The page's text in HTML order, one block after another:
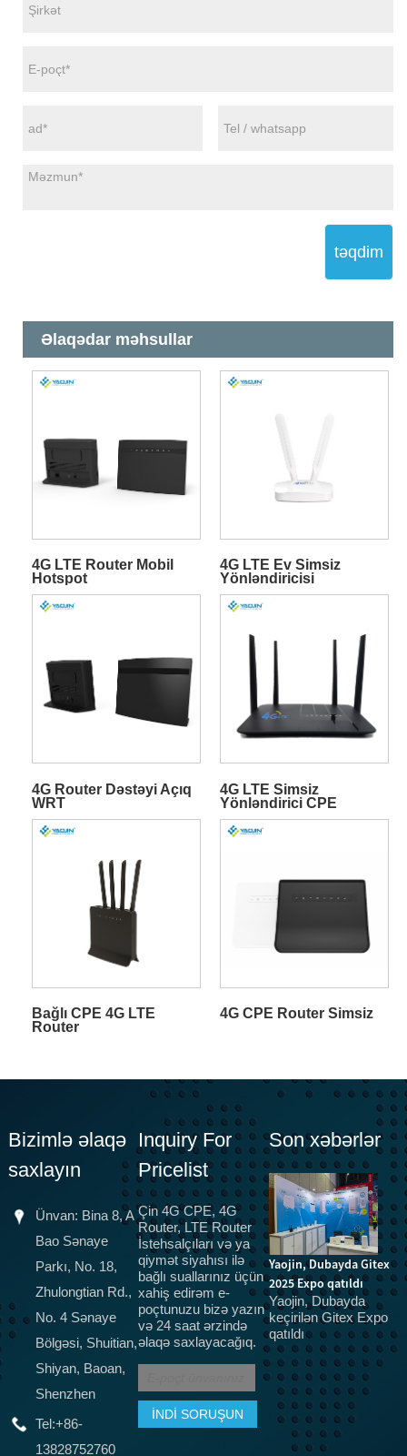
təqdim
Əlaqədar məhsullar
4G LTE Router Mobil
Hotspot
4G LTE Ev Simsiz
Yönləndiricisi
4G Router Dəstəyi Açıq
WRT
4G LTE Simsiz
Yönləndirici CPE
Bağlı CPE 4G LTE
Router
4G CPE Router Simsiz
Bizimlə əlaqə
saxlayın
Ünvan: Bina 8, A
Bao Sənaye
Parkı, No. 18,
Zhulongtian Rd.,
No. 4 Sənaye
Bölgəsi, Shuitian,
Shiyan, Baoan,
Shenzhen
Tel:+86-
13828752760
Inquiry For
Pricelist
Çin 4G CPE, 4G
Router, LTE Router
İstehsalçıları və ya
qiymət siyahısı ilə
bağlı suallarınız üçün
xahiş edirəm e-
poçtunuzu bizə yazın
və 24 saat ərzində
əlaqə saxlayacağıq.
Son xəbərlər
5G optik lif, ev
genişzolaqlı üçün 5G
CPE terminalları, CPE
avadanlıq sertifikatı,
SRRC, CTA əvəz etmək
Əslində, bir çox insan
3G və 4G dövründə
Yaojin, Dubayda Gitex
2025 Expo qatıldı
Yaojin, Dubayda
keçirilən Gitex Expo
qatıldı